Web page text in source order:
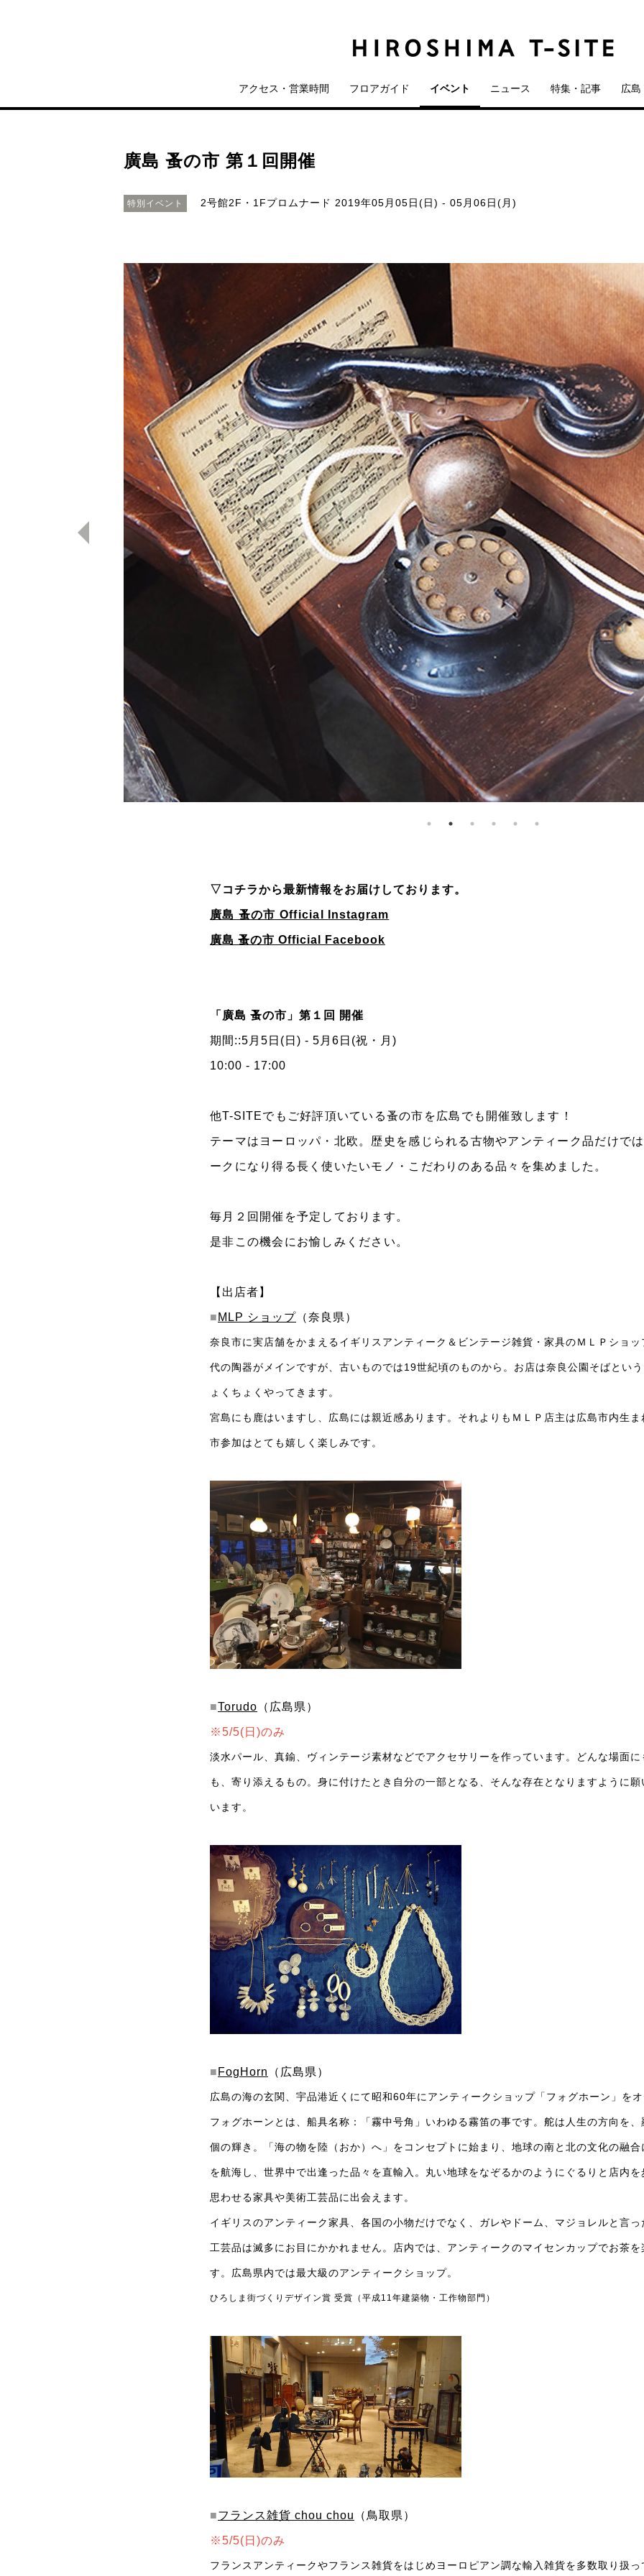
アクセス・営業時間 フロアガイド イベント ニュース 特集・記事 広島
廣島 蚤の市 第１回開催
特別イベント 2号館2F・1Fプロムナード 2019年05月05日(日) - 05月06日(月)
▽コチラから最新情報をお届けしております。
廣島 蚤の市 Official Instagram
廣島 蚤の市 Official Facebook
「廣島 蚤の市」第１回 開催
期間::5月5日(日) - 5月6日(祝・月)
10:00 - 17:00
他T-SITEでもご好評頂いている蚤の市を広島でも開催致します！
テーマはヨーロッパ・北欧。歴史を感じられる古物やアンティーク品だけで
ークになり得る長く使いたいモノ・こだわりのある品々を集めました。
毎月２回開催を予定しております。
是非この機会にお愉しみください。
【出店者】
■ MLP ショップ （奈良県）
奈良市に実店舗をかまえるイギリスアンティーク＆ビンテージ雑貨・家具のＭＬＰショ
代の陶器がメインですが、古いものでは19世紀頃のものから。お店は奈良公園そばとい
ょくちょくやってきます。
宮島にも鹿はいますし、広島には親近感あります。それよりもＭＬＰ店主は広島市内生
市参加はとても嬉しく楽しみです。
■Torudo （広島県）
※5/5(日)のみ
淡水パール、真鍮、ヴィンテージ素材などでアクセサリーを作っています。どんな場面に
も、寄り添えるもの。身に付けたとき自分の一部となる、そんな存在となりますように
います。
■ FogHorn （広島県）
広島の海の玄関、宇品港近くにて昭和60年にアンティークショップ「フォグホーン」をオ
フォグホーンとは、船具名称：「霧中号角」いわゆる霧笛の事です。舵は人生の方向を
個の輝き。「海の物を陸（おか）へ」をコンセプトに始まり、地球の南と北の文化の融
を航海し、世界中で出逢った品々を直輸入。丸い地球をなぞるかのようにぐるりと店内
思わせる家具や美術工芸品に出会えます。
イギリスのアンティーク家具、各国の小物だけでなく、ガレやドーム、マジョレルと言
工芸品は滅多にお目にかかれません。店内では、アンティークのマイセンカップでお茶を
す。広島県内では最大級のアンティークショップ。
ひろしま街づくりデザイン賞 受賞（平成11年建築物・工作物部門）
■フランス雑貨 chou chou （鳥取県）
※5/5(日)のみ
フランスアンティークやフランス雑貨をはじめヨーロピアン調な輸入雑貨を多数取り扱っ